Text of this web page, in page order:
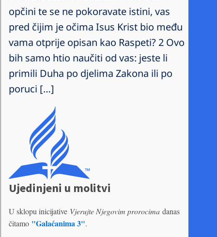
opčini te se ne pokoravate istini, vas
pred čijim je očima Isus Krist bio među
vama otprije opisan kao Raspeti? 2 Ovo
bih samo htio naučiti od vas: jeste li
primili Duha po djelima Zakona ili po
poruci […]
Ujedinjeni u molitvi
U sklopu inicijative Vjerujte Njegovim prorocima danas
čitamo "Galaćanima 3".